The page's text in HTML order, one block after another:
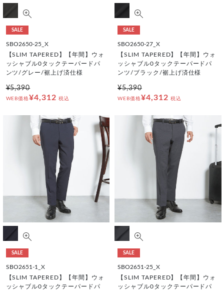
SALE
SBO2650-25_X
【SLIM TAPERED】【年間】ウォ
ッシャブル0タックテーパードパ
ンツ/グレー/裾上げ済仕様
¥5,390
WEB価格¥4,312 税込
SALE
SBO2650-27_X
【SLIM TAPERED】【年間】ウォ
ッシャブル0タックテーパードパ
ンツ/ブラック/裾上げ済仕様
¥5,390
WEB価格¥4,312 税込
SALE
SBO2651-1_X
【SLIM TAPERED】【年間】ウォ
ッシャブル0タックテーパードパ
SALE
SBO2651-25_X
【SLIM TAPERED】【年間】ウォ
ッシャブル0タックテーパードパ